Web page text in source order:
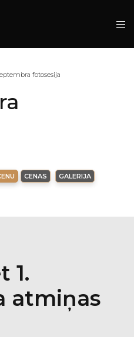
fotosesija
CENAS
GALERIJA
1.
atmiņas